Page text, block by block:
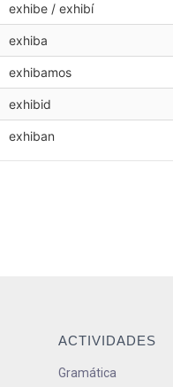
exhibe / exhibí
exhiba
exhibamos
exhibid
exhiban
ACTIVIDADES
Gramática